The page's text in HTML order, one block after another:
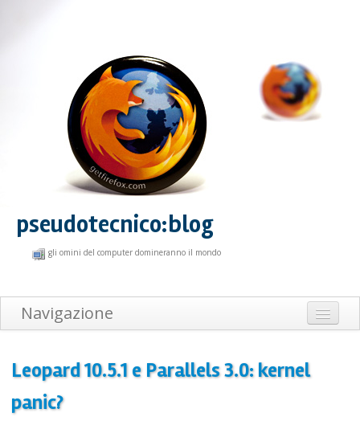
pseudotecnico:blog
gli omini del computer domineranno il mondo
Navigazione
Informazioni sul blog
Contatti
Leopard 10.5.1 e Parallels 3.0: kernel
panic?